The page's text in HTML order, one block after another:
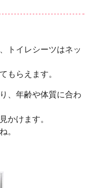
トイレシーツはネッ
もらえます。
、年齢や体質に合わ
かけます。
。